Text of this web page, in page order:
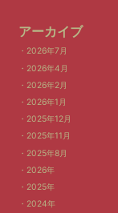
アーカイブ
2026年7月
2026年4月
2026年2月
2026年1月
2025年12月
2025年11月
2025年8月
2026年
2025年
2024年